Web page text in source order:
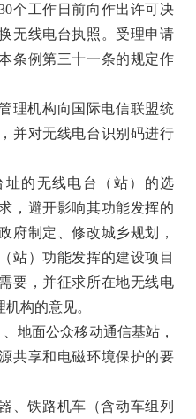
个工作日前向作出许可决
无线电台执照。受理申请
条例第三十一条的规定作
理机构向国际电信联盟统
并对无线电台识别码进行
址的无线电台（站）的选
，避开影响其功能发挥的
府制定、修改城乡规划，
站）功能发挥的建设项目
要，并征求所在地无线电
构的意见。
地面公众移动通信基站，
共享和电磁环境保护的要
、铁路机车（含动车组列